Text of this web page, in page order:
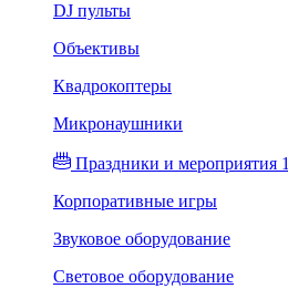
DJ пульты
Объективы
Квадрокоптеры
Микронаушники
Праздники и мероприятия 1
Корпоративные игры
Звуковое оборудование
Световое оборудование